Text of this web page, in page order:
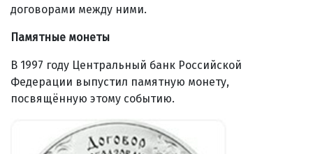
договорами между ними.
Памятные монеты
В 1997 году Центральный банк Российской
Федерации выпустил памятную монету,
посвящённую этому событию.